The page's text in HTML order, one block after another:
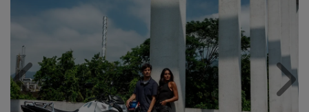
Anterior